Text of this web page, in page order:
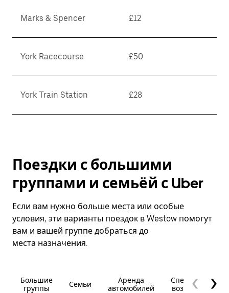
Marks & Spencer £12
York Racecourse £50
York Train Station £28
Поездки с большими
группами и семьёй с Uber
Если вам нужно больше места или особые
условия, эти варианты поездок в Westow помогут
вам и вашей группе добраться до
места назначения.
Большие
группы
Семьи
Аренда
автомобилей
Специальные
возможности